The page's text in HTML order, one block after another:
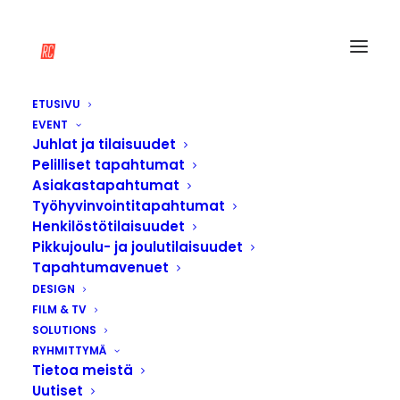
ETUSIVU
EVENT
Juhlat ja tilaisuudet
Pelilliset tapahtumat
Asiakastapahtumat
Työhyvinvointitapahtumat
Henkilöstötilaisuudet
Pikkujoulu- ja joulutilaisuudet
Tapahtumavenuet
DESIGN
FILM & TV
SOLUTIONS
RYHMITTYMÄ
Tietoa meistä
Uutiset